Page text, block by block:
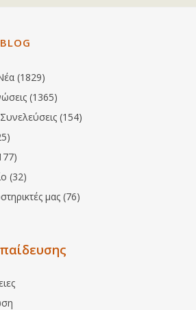
(1829)
(1365)
(154)
(32)
μας (76)